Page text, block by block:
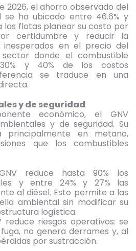
2026, el ahorro observado del
se ha ubicado entre 46.6% y
las flotas planear su costo por
certidumbre y reducir la
inesperados en el precio del
donde el combustible
y 40% de los costos
se traduce en una
y de seguridad
económico, el GNV
y de seguridad. Su
principalmente en metano,
que los combustibles
reduce hasta 90% los
y entre 24% y 27% las
al diésel. Esto permite a las
ambiental sin modificar su
logística.
reduce riesgos operativos: se
no genera derrames y, al
por sustracción.